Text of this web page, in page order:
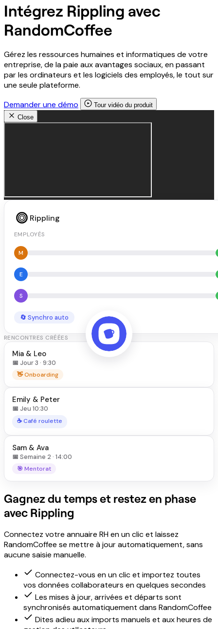
Intégrez Rippling avec
RandomCoffee
Gérez les ressources humaines et informatiques de votre
entreprise, de la paie aux avantages sociaux, en passant
par les ordinateurs et les logiciels des employés, le tout sur
une seule plateforme.
Demander une démo
Tour vidéo du produit
Close
Rippling
EMPLOYÉS
M
E
S
🔄 Synchro auto
RENCONTRES CRÉÉES
Mia & Leo
📅 Jour 3 · 9:30
👋 Onboarding
Emily & Peter
📅 Jeu 10:30
☕ Café roulette
Sam & Ava
📅 Semaine 2 · 14:00
🎯 Mentorat
Gagnez du temps et restez en phase
avec Rippling
Connectez votre annuaire RH en un clic et laissez
RandomCoffee se mettre à jour automatiquement, sans
aucune saisie manuelle.
Connectez-vous en un clic et importez toutes
vos données collaborateurs en quelques secondes
Les mises à jour, arrivées et départs sont
synchronisés automatiquement dans RandomCoffee
Dites adieu aux imports manuels et aux heures de